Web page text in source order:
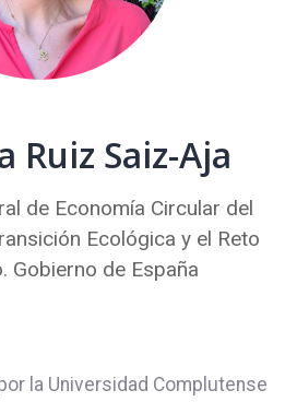
Ruiz Saiz-Aja
de Economía Circular del
Ecológica y el Reto
Gobierno de España
la Universidad Complutense